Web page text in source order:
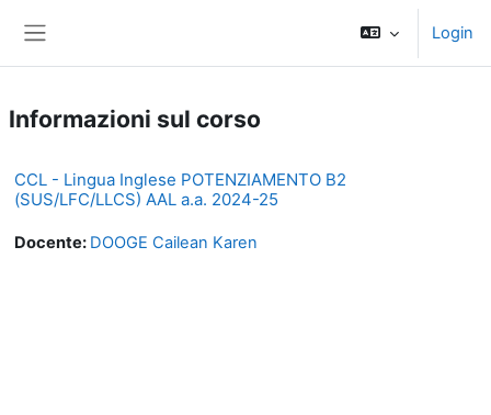
Login
Informazioni sul corso
CCL - Lingua Inglese POTENZIAMENTO B2
(SUS/LFC/LLCS) AAL a.a. 2024-25
Docente: DOOGE Cailean Karen